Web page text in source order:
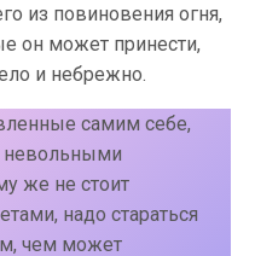
из повиновения огня,
он может принести,
и небрежно.
самим себе,
невольными
же не стоит
надо стараться
чем может